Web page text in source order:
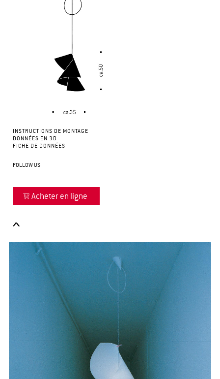
INSTRUCTIONS DE MONTAGE
DONNÉES EN 3D
FICHE DE DONNÉES
FOLLOW US
Acheter en ligne